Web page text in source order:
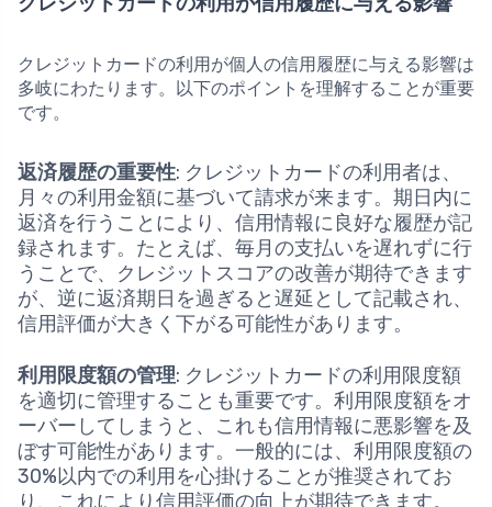
クレジットカードの利用が個人の信用履歴に与える影響は
多岐にわたります。以下のポイントを理解することが重要
です。
返済履歴の重要性: クレジットカードの利用者は、
月々の利用金額に基づいて請求が来ます。期日内に
返済を行うことにより、信用情報に良好な履歴が記
録されます。たとえば、毎月の支払いを遅れずに行
うことで、クレジットスコアの改善が期待できます
が、逆に返済期日を過ぎると遅延として記載され、
信用評価が大きく下がる可能性があります。
利用限度額の管理: クレジットカードの利用限度額
を適切に管理することも重要です。利用限度額をオ
ーバーしてしまうと、これも信用情報に悪影響を及
ぼす可能性があります。一般的には、利用限度額の
30%以内での利用を心掛けることが推奨されてお
り、これにより信用評価の向上が期待できます。